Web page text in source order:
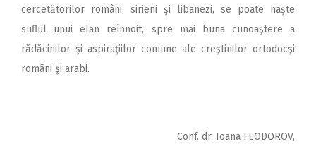
cercetătorilor români, sirieni şi libanezi, se poate naşte
suflul unui elan reînnoit, spre mai buna cunoaştere a
rădăcinilor şi aspiraţiilor comune ale creştinilor ortodocşi
români şi arabi.
Conf. dr. Ioana FEODOROV,